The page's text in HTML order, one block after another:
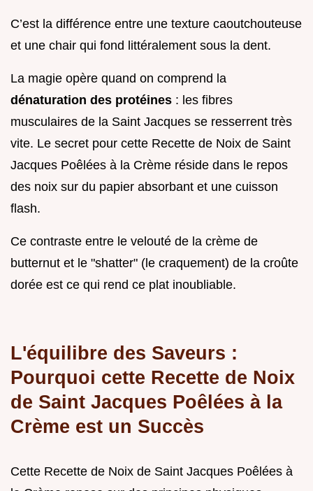
C’est la différence entre une texture caoutchouteuse
et une chair qui fond littéralement sous la dent.
La magie opère quand on comprend la
dénaturation des protéines : les fibres
musculaires de la Saint Jacques se resserrent très
vite. Le secret pour cette Recette de Noix de Saint
Jacques Poêlées à la Crème réside dans le repos
des noix sur du papier absorbant et une cuisson
flash.
Ce contraste entre le velouté de la crème de
butternut et le "shatter" (le craquement) de la croûte
dorée est ce qui rend ce plat inoubliable.
L'équilibre des Saveurs :
Pourquoi cette Recette de Noix
de Saint Jacques Poêlées à la
Crème est un Succès
Cette Recette de Noix de Saint Jacques Poêlées à